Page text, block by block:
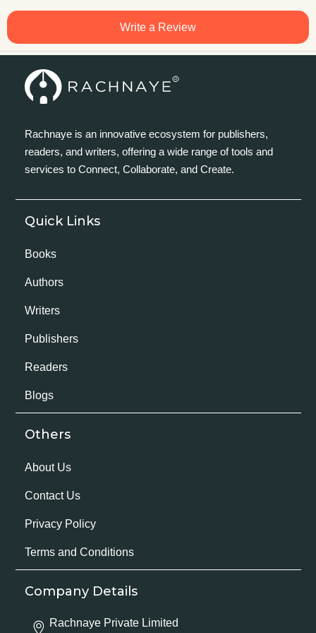
Write a Review
Rachnaye is an innovative ecosystem for publishers,
readers, and writers, offering a wide range of tools and
services to Connect, Collaborate, and Create.
Quick Links
Books
Authors
Writers
Publishers
Readers
Blogs
Others
About Us
Contact Us
Privacy Policy
Terms and Conditions
Company Details
Rachnaye Private Limited